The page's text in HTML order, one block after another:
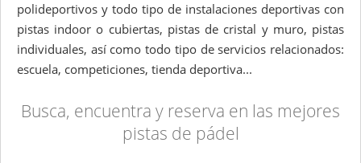
polideportivos y todo tipo de instalaciones deportivas con
pistas indoor o cubiertas, pistas de cristal y muro, pistas
individuales, así como todo tipo de servicios relacionados:
escuela, competiciones, tienda deportiva...
Busca, encuentra y reserva en las mejores
pistas de pádel